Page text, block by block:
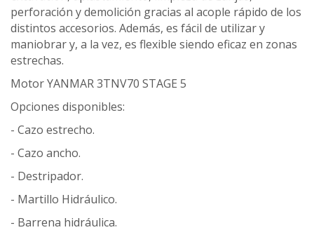
perforación y demolición gracias al acople rápido de los
distintos accesorios. Además, es fácil de utilizar y
maniobrar y, a la vez, es flexible siendo eficaz en zonas
estrechas.
Motor YANMAR 3TNV70 STAGE 5
Opciones disponibles:
- Cazo estrecho.
- Cazo ancho.
- Destripador.
- Martillo Hidráulico.
- Barrena hidráulica.